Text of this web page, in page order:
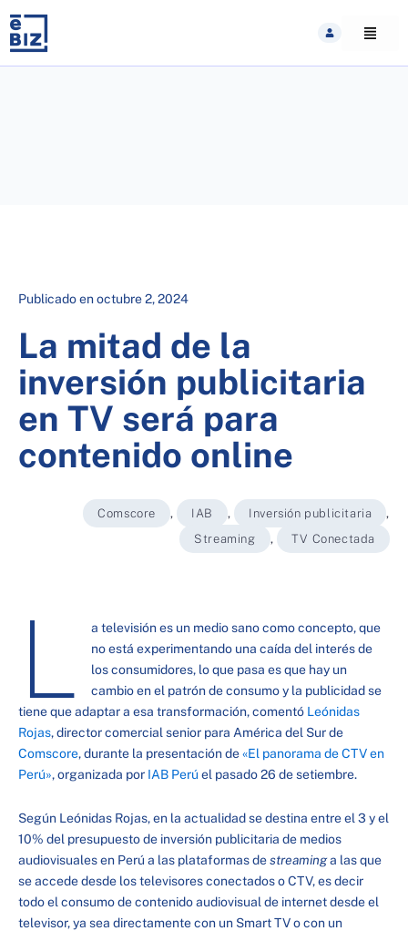
content
Publicado enoctubre 2, 2024
La mitad de la
inversión publicitaria
en TV será para
contenido online
Comscore , IAB , Inversión publicitaria
,
Streaming
, TV Conectada
L
a televisión es un medio sano como concepto, que
no está experimentando una caída del interés de
los consumidores, lo que pasa es que hay un
cambio en el patrón de consumo y la publicidad se
tiene que adaptar a esa transformación, comentó Leónidas
Rojas, director comercial senior para América del Sur de
Comscore, durante la presentación de«El panorama de CTV en
Perú», organizada por IAB Perú el pasado 26 de setiembre.
Según Leónidas Rojas, en la actualidad se destina entre el 3 y el
10% del presupuesto de inversión publicitaria de medios
audiovisuales en Perú a las plataformas destreaminga las que
se accede desde los televisores conectados o CTV, es decir
todo el consumo de contenido audiovisual de internet desde el
televisor, ya sea directamente con un Smart TV o con un